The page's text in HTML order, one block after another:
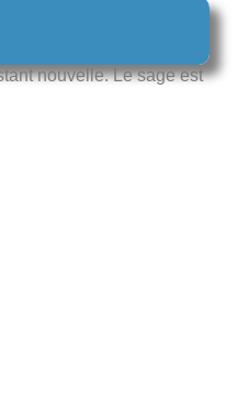
nouvelle. Le sage est